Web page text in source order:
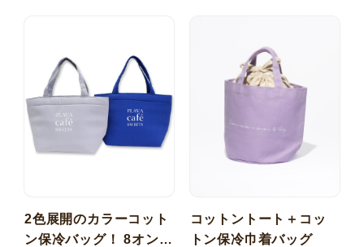
2色展開のカラーコット
ン保冷バッグ！ 8オンス
コットントート＋コッ
トン保冷巾着バッグ